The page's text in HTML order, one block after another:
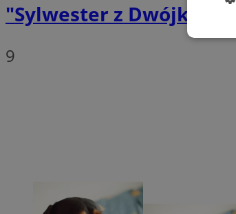
"Sylwester z Dwójką"
9